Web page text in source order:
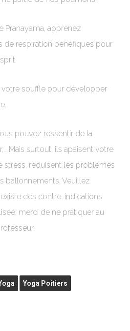
Pranayama, apprenez
de respiration bénéfiques pour
souffle pour développer
pouvez ressentir de la
Mais surtout, ils apaisent votre
stress, réduisent les problèmes
ballonnements. Veuillez
des contre-indications
merci de ne pratiquer au
Yoga Poitiers